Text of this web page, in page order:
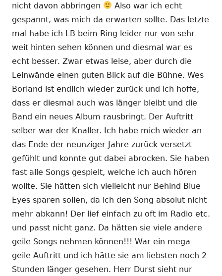
nicht davon abbringen
Also war ich echt
gespannt, was mich da erwarten sollte. Das letzte
mal habe ich LB beim Ring leider nur von sehr
weit hinten sehen können und diesmal war es
echt besser. Zwar etwas leise, aber durch die
Leinwände einen guten Blick auf die Bühne. Wes
Borland ist endlich wieder zurück und ich hoffe,
dass er diesmal auch was länger bleibt und die
Band ein neues Album rausbringt. Der Auftritt
selber war der Knaller. Ich habe mich wieder an
das Ende der neunziger Jahre zurück versetzt
gefühlt und konnte gut dabei abrocken. Sie haben
fast alle Songs gespielt, welche ich auch hören
wollte. Sie hätten sich vielleicht nur Behind Blue
Eyes sparen sollen, da ich den Song absolut nicht
mehr abkann! Der lief einfach zu oft im Radio etc.
und passt nicht ganz. Da hätten sie viele andere
geile Songs nehmen können!!! War ein mega
geile Auftritt und ich hätte sie am liebsten noch 2
Stunden länger gesehen. Herr Durst sieht nur